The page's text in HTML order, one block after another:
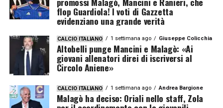
flop Guardiola! I voti di Gazzetta
evidenziano una grande verità
CALCIO ITALIANO 1 settimana ago Giuseppe Colicchia
Altobelli punge Mancini e Malagò: «Ai
giovani allenatori direi di iscriversi al
Circolo Aniene»
CALCIO ITALIANO 1 settimana ago Andrea Bargione
Malagò ha deciso: Oriali nello staff, Zola